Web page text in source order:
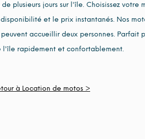
de plusieurs jours sur l'île. Choisissez
disponibilité et le prix instantanés. Nos
accueillir deux personnes. Parfait
l'île rapidement et confortablement.
à Location de motos >